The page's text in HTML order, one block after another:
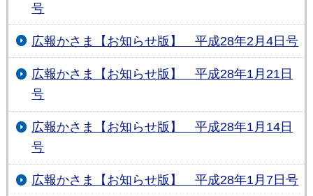
号
広報かさま【お知らせ版】 平成28年2月4日号
広報かさま【お知らせ版】 平成28年1月21日
号
広報かさま【お知らせ版】 平成28年1月14日
号
広報かさま【お知らせ版】 平成28年1月7日号